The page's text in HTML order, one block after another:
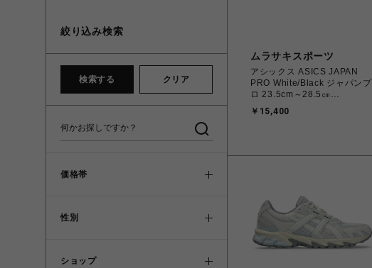
絞り込み検索
検索する クリア
価格帯
性別
ショップ
ムラサキスポーツ
アシックス ASICS JAPAN
PRO White/Black ジャパンプ
ロ 23.5cm～28.5㎝
4550457071079 メンズ レデ
￥15,400